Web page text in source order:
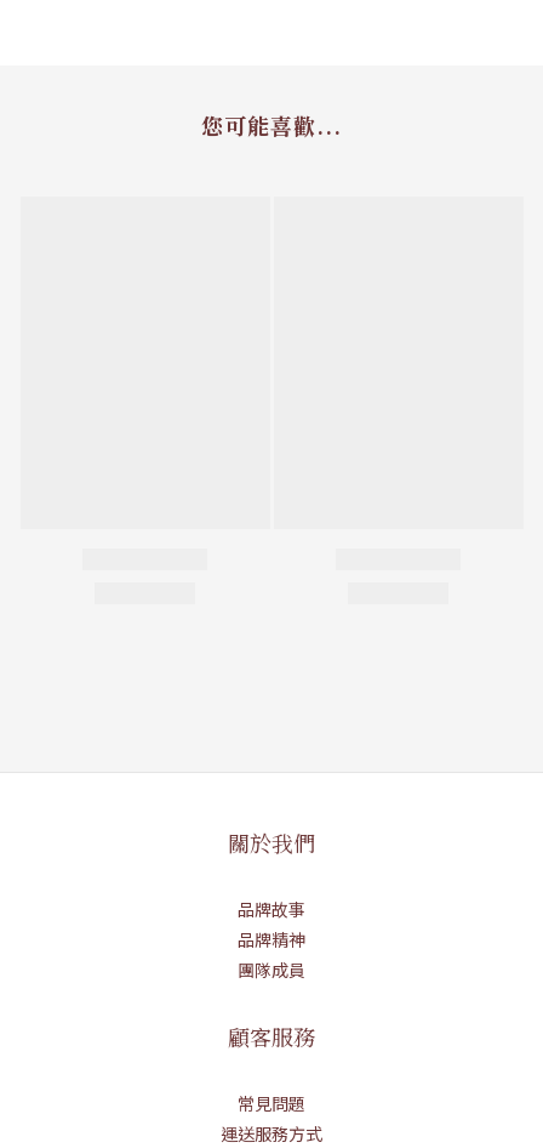
您可能喜歡...
關於我們
品牌故事
品牌精神
團隊成員
顧客服務
常見問題
運送服務方式